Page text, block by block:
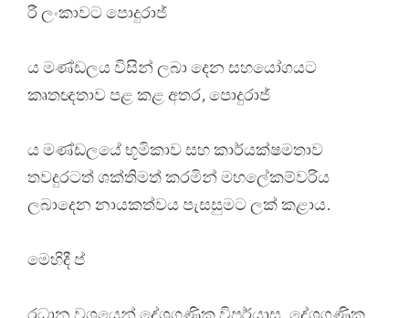
රී ලංකාවට පොදුරාජ්
ය මණ්ඩලය විසින් ලබා දෙන සහයෝගයට
කෘතඥතාව පළ කළ අතර, පොදුරාජ්
ය මණ්ඩලයේ භූමිකාව සහ කාර්යක්ෂමතාව
තවදුරටත් ශක්තිමත් කරමින් මහලේකම්වරිය
ලබාදෙන නායකත්වය පැසසුමට ලක් කළාය.
මෙහිදී ප්